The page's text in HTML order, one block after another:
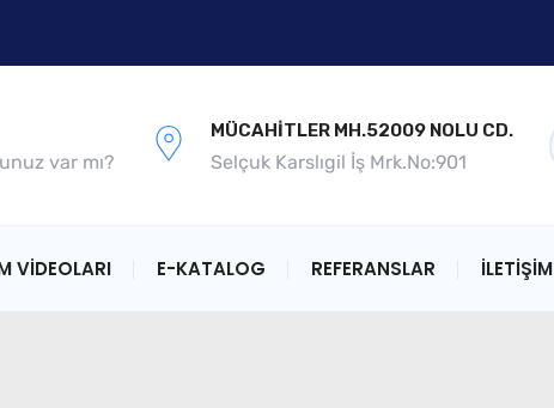
var mı?
MÜCAHITLER MH.52009 NOLU CD.
Selçuk Karslıgil İş Mrk.No:901
VİDEOLARI E-KATALOG REFERANSLAR İLETİŞİM